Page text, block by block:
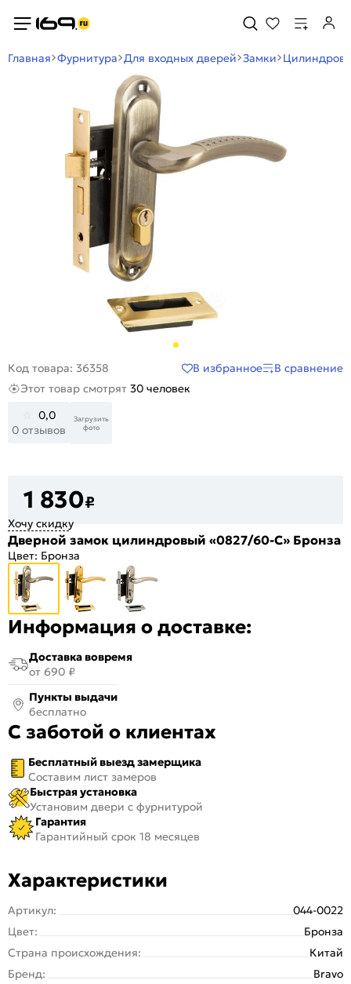
Главная Фурнитура Для входных дверей Замки
Код товара: 36358 В избранное
В сравнение
Этот товар смотрят 30 человек
0,0
0 отзывов
Загрузить
фото
1 830₽
Хочу скидку
Дверной замок цилиндровый «0827/60-C» Бронза
Цвет: Бронза
Информация о доставке:
Доставка вовремя
от 690 ₽
Пункты выдачи
бесплатно
С заботой о клиентах
Бесплатный выезд замерщика
Составим лист замеров
Быстрая установка
Установим двери с фурнитурой
Гарантия
Гарантийный срок 18 месяцев
Характеристики
Артикул:
044-0022
Цвет:
Бронза
Страна происхождения:
Китай
Бренд:
Bravo